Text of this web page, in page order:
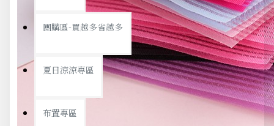
團購區-買越多省越多
夏日涼涼專區
布置專區